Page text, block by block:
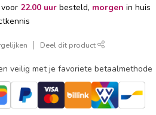
22.00 uur besteld, morgen in huis
Deel dit product
veilig met je favoriete betaalmethode